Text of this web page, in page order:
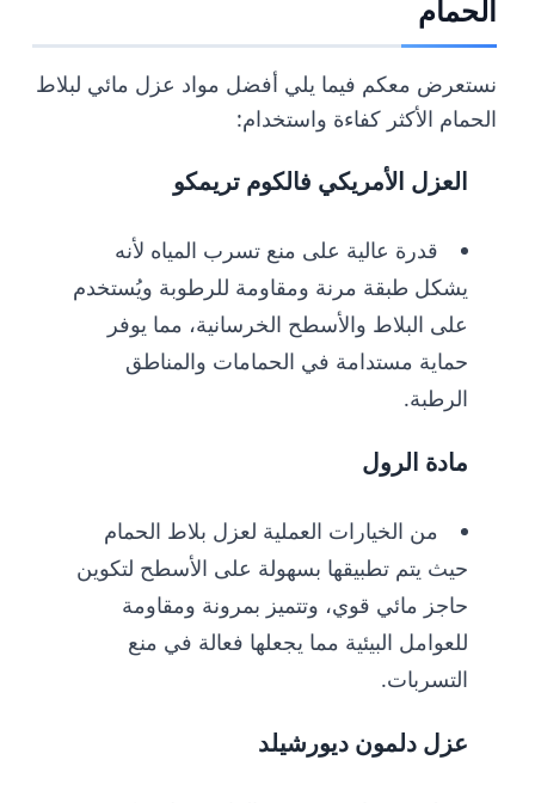
الحمام
نستعرض معكم فيما يلي أفضل مواد عزل مائي لبلاط
الحمام الأكثر كفاءة واستخدام:
العزل الأمريكي فالكوم تريمكو
قدرة عالية على منع تسرب المياه لأنه
يشكل طبقة مرنة ومقاومة للرطوبة ويُستخدم
على البلاط والأسطح الخرسانية، مما يوفر
حماية مستدامة في الحمامات والمناطق
الرطبة.
مادة الرول
من الخيارات العملية لعزل بلاط الحمام
حيث يتم تطبيقها بسهولة على الأسطح لتكوين
حاجز مائي قوي، وتتميز بمرونة ومقاومة
للعوامل البيئية مما يجعلها فعالة في منع
التسربات.
عزل دلمون ديورشيلد